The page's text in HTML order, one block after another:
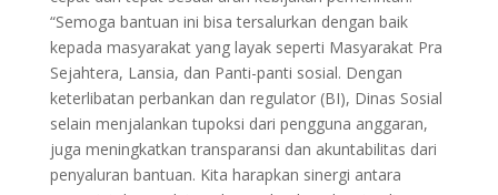
“Semoga bantuan ini bisa tersalurkan dengan baik
kepada masyarakat yang layak seperti Masyarakat Pra
Sejahtera, Lansia, dan Panti-panti sosial. Dengan
keterlibatan perbankan dan regulator (BI), Dinas Sosial
selain menjalankan tupoksi dari pengguna anggaran,
juga meningkatkan transparansi dan akuntabilitas dari
penyaluran bantuan. Kita harapkan sinergi antara